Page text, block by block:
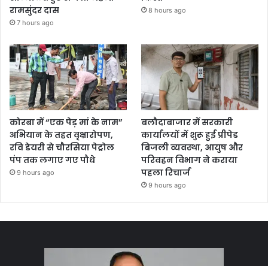
रामसुंदर दास
7 hours ago
8 hours ago
कोरबा में “एक पेड़ मां के नाम”
अभियान के तहत वृक्षारोपण,
रवि डेयरी से चौरसिया पेट्रोल
पंप तक लगाए गए पौधे
9 hours ago
बलौदाबाजार में सरकारी
कार्यालयों में शुरू हुई प्रीपेड
बिजली व्यवस्था, आयुष और
परिवहन विभाग ने कराया
पहला रिचार्ज
9 hours ago